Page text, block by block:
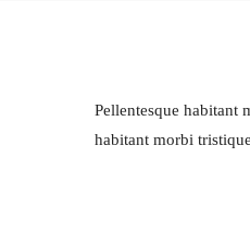
Pellentesque habitant
habitant morbi